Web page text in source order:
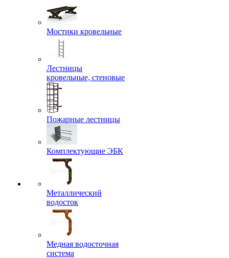
Мостики кровельные
Лестницы
кровельные, стеновые
Пожарные лестницы
Комплектующие ЭБК
Металлический
водосток
Медная водосточная
система